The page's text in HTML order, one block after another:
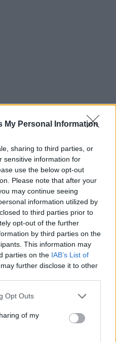
My Personal Information
sharing to third parties, or
sensitive information for
use the below opt-out
Please note that after your
may continue seeing
information utilized by
to third parties prior to
opt-out of the further
by third parties on the
This information may
parties on the IAB’s List of
further disclose it to other
uses one or more Google
behaviour. You may click to
and its third-party tags to
purposes in below Google
Opt Outs
of my